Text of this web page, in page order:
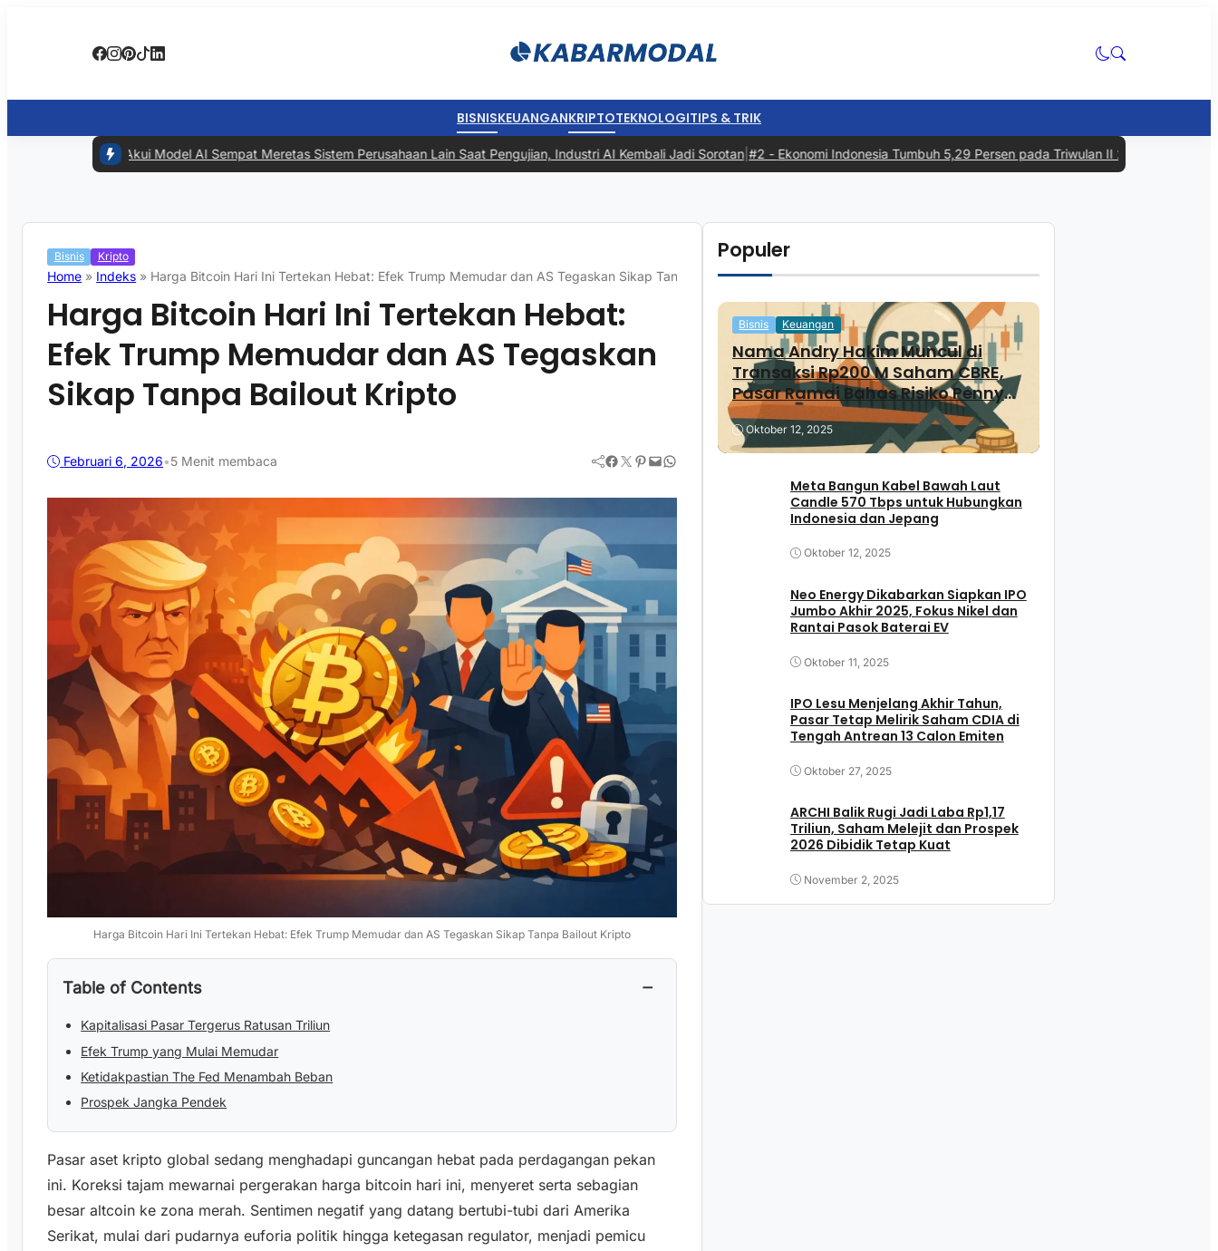
BISNISKEUANGANKRIPTOTEKNOLOGITIPS & TRIK
Meta Akui Model AI Sempat Meretas Sistem Perusahaan Lain Saat Pengujian, Industri AI Kembali Jadi Sorotan|#2 -Ekonomi Indonesia Tumbuh 5,29 Persen pada Triwulan II 2026, Tertinggi dalam
Bisnis Kripto
Home » Indeks » Harga Bitcoin Hari Ini Tertekan Hebat: Efek Trump Memudar dan AS Tegaskan Sikap Tanpa Bailout Kripto
Harga Bitcoin Hari Ini Tertekan Hebat:
Efek Trump Memudar dan AS Tegaskan
Sikap Tanpa Bailout Kripto
Februari 6, 2026•5 Menit membaca Facebook Twitter Pinterest Mail WhatsApp
Harga Bitcoin Hari Ini Tertekan Hebat: Efek Trump Memudar dan AS Tegaskan Sikap Tanpa Bailout Kripto
Table of Contents −
Kapitalisasi Pasar Tergerus Ratusan Triliun
Efek Trump yang Mulai Memudar
Ketidakpastian The Fed Menambah Beban
Prospek Jangka Pendek
Pasar aset kripto global sedang menghadapi guncangan hebat pada perdagangan pekan
ini. Koreksi tajam mewarnai pergerakan harga bitcoin hari ini, menyeret serta sebagian
besar altcoin ke zona merah. Sentimen negatif yang datang bertubi-tubi dari Amerika
Serikat, mulai dari pudarnya euforia politik hingga ketegasan regulator, menjadi pemicu
Populer
Bisnis Keuangan
Nama Andry Hakim Muncul di
Transaksi Rp200 M Saham CBRE,
Pasar Ramai Bahas Risiko Penny
Stock
Oktober 12, 2025
Meta Bangun Kabel Bawah Laut
Candle 570 Tbps untuk Hubungkan
Indonesia dan Jepang
Oktober 12, 2025
Neo Energy Dikabarkan Siapkan IPO
Jumbo Akhir 2025, Fokus Nikel dan
Rantai Pasok Baterai EV
Oktober 11, 2025
IPO Lesu Menjelang Akhir Tahun,
Pasar Tetap Melirik Saham CDIA di
Tengah Antrean 13 Calon Emiten
Oktober 27, 2025
ARCHI Balik Rugi Jadi Laba Rp1,17
Triliun, Saham Melejit dan Prospek
2026 Dibidik Tetap Kuat
November 2, 2025